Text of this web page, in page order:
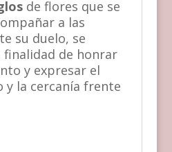
de flores que se
a las
su duelo, se
finalidad de honrar
y expresar el
y la cercanía frente